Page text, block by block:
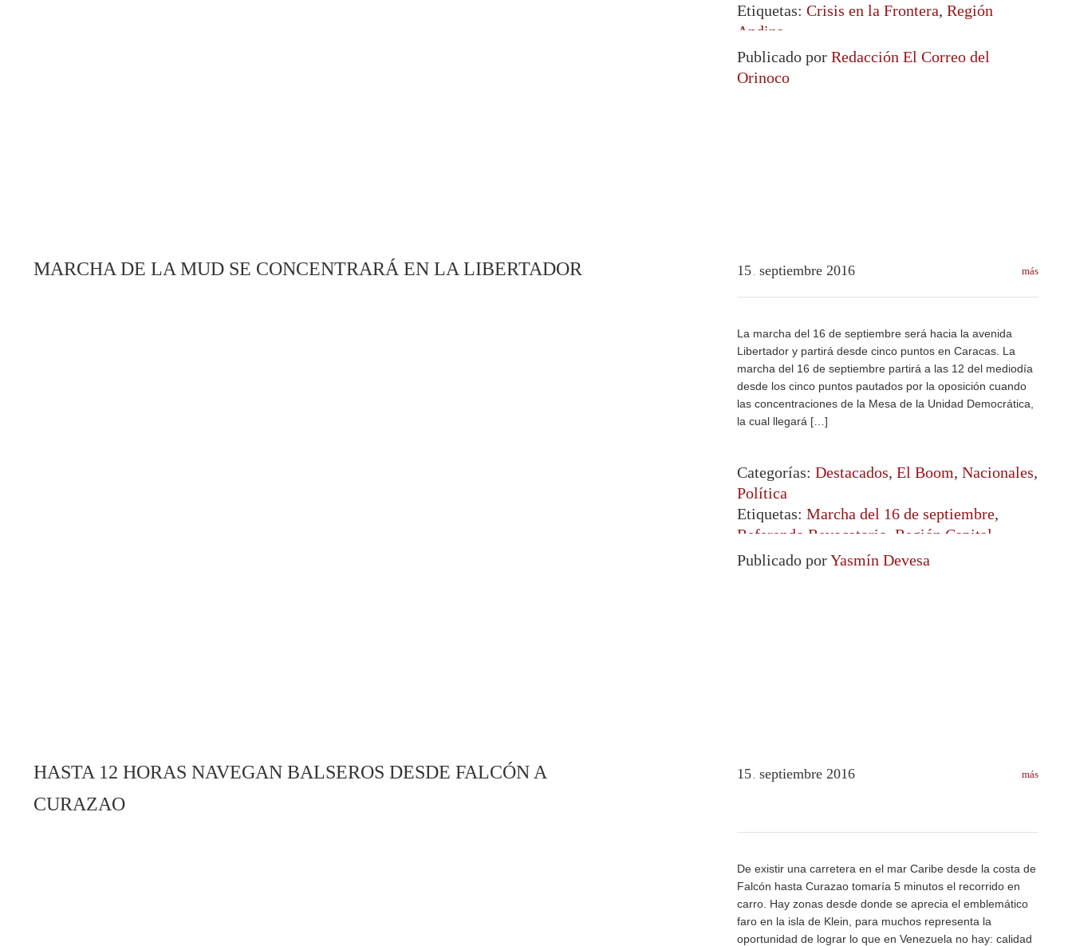
Etiquetas: Crisis en la Frontera, Región
Andina
Publicado por Redacción El Correo del
Orinoco
MARCHA DE LA MUD SE CONCENTRARÁ EN LA LIBERTADOR 15 septiembre 2016
La marcha del 16 de septiembre será hacia la avenida
Libertador y partirá desde cinco puntos en Caracas. La
marcha del 16 de septiembre partirá a las 12 del mediodía
desde los cinco puntos pautados por la oposición cuando
las concentraciones de la Mesa de la Unidad Democrática,
la cual llegará […]
más
Categorías: Destacados, El Boom, Nacionales,
Política
Etiquetas: Marcha del 16 de septiembre,
Referendo Revocatorio Región Capital
Publicado porYasmín Devesa
HASTA 12 HORAS NAVEGAN BALSEROS DESDE FALCÓN A
CURAZAO
15 septiembre 2016
De existir una carretera en el mar Caribe desde la costa de
Falcón hasta Curazao tomaría 5 minutos el recorrido en
carro. Hay zonas desde donde se aprecia el emblemático
faro en la isla de Klein, para muchos representa la
oportunidad de lograr lo que en Venezuela no hay: calidad
más